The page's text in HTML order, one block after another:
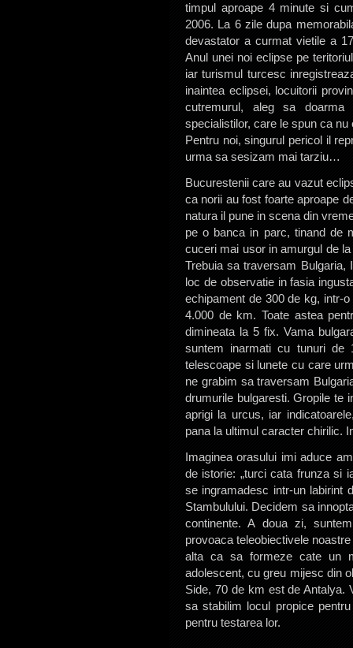
timpul aproape 4 minute si
2006. La 6 zile dupa
devastator a curmat vietile a
Anul unei noi eclipse pe
iar turismul turcesc
inaintea eclipsei, locuitorii
cutremurul, aleg sa doarma
specialistilor, care le spun ca
Pentru noi, singurul pericol il
urma sa sesizam mai tarziu…
Bucurestenii care au vazut
ca norii au fost foarte aproape
natura il pune in scena din
pe o banca in parc, tinand de
cuceri mai usor in amurgul de
Trebuia sa traversam Bulgaria,
loc de observatie in fasia
echipament de 300 de kg, intr-
4.000 de km. Toate astea
dimineata la 5 fix. Vama
suntem inarmati cu tunuri de
telescoape si lunete cu care
ne grabim sa traversam
drumurile bulgaresti. Gropile te
aprigi la urcus, iar
pana la ultimul caracter chirilic.
Imaginea orasului imi aduce
de istorie: „turci cata frunza si
se ingramadesc intr-un labirint
Stambulului. Decidem sa
continente. A doua zi,
provoaca teleobiectivele
alta ca sa formeze cate un
adolescent, cu greu mijesc din
Side, 70 de km est de Antalya.
sa stabilim locul propice
pentru testarea lor.